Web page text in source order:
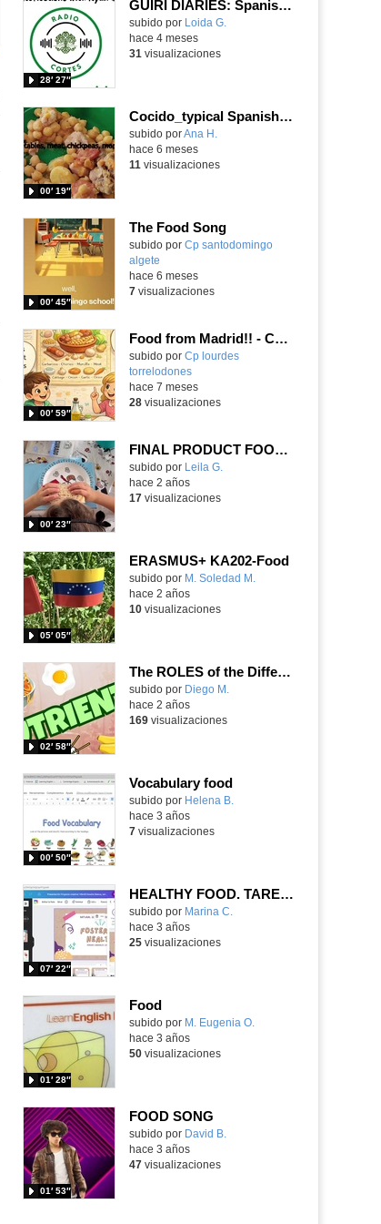
pantalla
GUIRI DIARIES: Spanish Reflections with Ryan & Colette
Contenido educativo.
subido por Loida G.
28′ 27″
hace 4 meses
31 visualizaciones
Cocido_typical Spanish food
Contenido educativo.
subido porAna H.
00′ 19″
hace 6 meses
11 visualizaciones
The Food Song
Contenido educativo.
subido por Cp santodomingo
algete
00′ 45″
hace 6 meses
7visualizaciones
Food from Madrid!! - Cocido - with Eric, Abril, Bruno y Marta.
Contenido educativo.
subido por Cp lourdes
torrelodones
00′ 59″
-
hace 7 meses
28visualizaciones
FINAL PRODUCT FOOD RECIPE
Contenido educativo.
subido por Leila G.
00′ 23″
hace 2 años
17visualizaciones
ERASMUS+ KA202-Food
subido por M. Soledad M.
05′ 05″
hace 2 años
10visualizaciones
The ROLES of the Different NUTRIENTS of FOOD - Primary Education Grade 5-6 | Happy Learning Style
Contenido educativo.
subido por Diego M.
02′ 58″
hace 2 años
169visualizaciones
Vocabulary food
Contenido educativo.
subido por Helena B.
00′ 50″
hace 3 años
7visualizaciones
HEALTHY FOOD. TAREA6
Contenido educativo.
subido por Marina C.
07′ 22″
hace 3 años
25visualizaciones
Food
Contenido educativo.
subido por M. Eugenia O.
01′ 28″
hace 3 años
50visualizaciones
FOOD SONG
Contenido educativo.
subido por David B.
01′ 53″
hace 3 años
47visualizaciones